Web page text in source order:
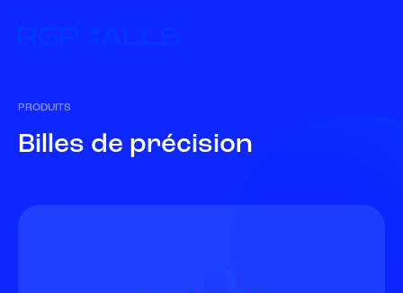
PRODUITS
Billes de précision